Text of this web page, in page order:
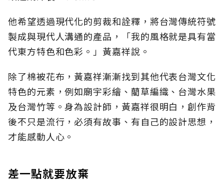
他希望透過現代化的剪裁和詮釋，將台灣傳統符號
製成與現代人溝通的產品，「我的風格就是具有當
代東方特色和色彩。」黃嘉祥說。
除了棉被花布，黃嘉祥漸漸找到其他代表台灣文化
特色的元素，例如廟宇彩繪、藺草編織、台灣水果
及台灣竹等。身為設計師，黃嘉祥很明白，創作背
後不只是流行，必須有故事、有自己的設計思想，
才能感動人心。
差一點就要放棄